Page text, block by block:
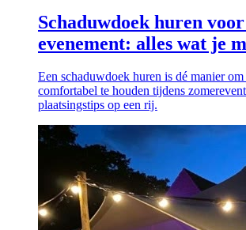
Schaduwdoek huren
evenement: alles wat je
Een schaduwdoek huren is dé manier
comfortabel te houden tijdens
plaatsingstips op een rij.